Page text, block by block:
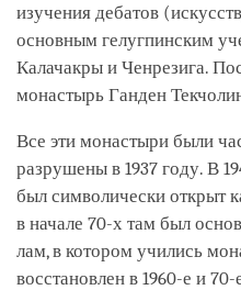
изучения дебатов
основным гелугпинским
Калачакры и Ченрезига.
монастырь Ганден
Все эти монастыри были
разрушены в 1937 году. В
был символически открыт
в начале 70-х там был
лам, в котором учились
восстановлен в 1960-е и 70-